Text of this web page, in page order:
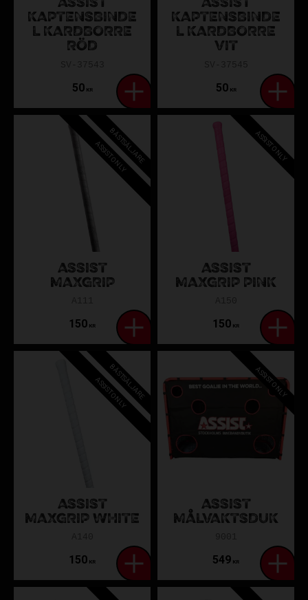
ASSIST
KAPTENSBINDE
L KARDBORRE
RÖD
50KR
ASSIST
KAPTENSBINDE
L KARDBORRE
VIT
50KR
ASSIST
MAXGRIP
150 KR
BÄSTSÄLJARE
ASSIST ONLY
ASSIST
MAXGRIP PINK
150 KR
ASSIST ONLY
ASSIST
MAXGRIP WHITE
150 KR
BÄSTSÄLJARE
ASSIST ONLY
ASSIST
MÅLVAKTSDUK
549 KR
ASSIST ONLY